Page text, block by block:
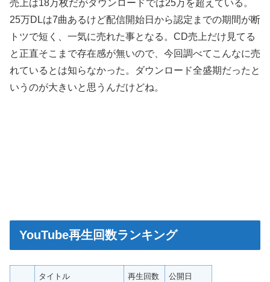
売上は18万枚だがダウンロードでは25万を超えている。
25万DLは7曲あるけど配信開始日から認定までの期間が断
トツで短く、一気に売れた事となる。CD売上だけ見てる
と正直そこまで存在感が無いので、今回調べてこんなに売
れているとは知らなかった。ダウンロード全盛期だったと
いうのが大きいと思うんだけどね。
YouTube再生回数ランキング
タイトル 再生回数 公開日